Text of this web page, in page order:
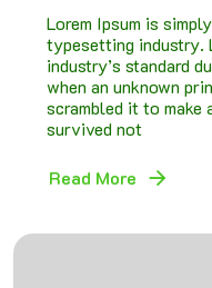
Lorem Ipsum is
typesetting industry.
industry’s standard
when an unknown
scrambled it to make
survived not
Read More